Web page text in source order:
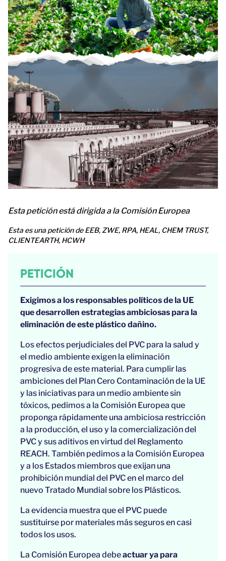
Esta petición está dirigida a la Comisión Europea
Esta es una petición de EEB, ZWE, RPA, HEAL, CHEM TRUST,
CLIENTEARTH, HCWH
PETICIÓN
Exigimos a los responsables políticos de la UE
que desarrollen estrategias ambiciosas para la
eliminación de este plástico dañino.
Los efectos perjudiciales del PVC para la salud y
el medio ambiente exigen la eliminación
progresiva de este material. Para cumplir las
ambiciones del Plan Cero Contaminación de la UE
y las iniciativas para un medio ambiente sin
tóxicos, pedimos a la Comisión Europea que
proponga rápidamente una ambiciosa restricción
a la producción, el uso y la comercialización del
PVC y sus aditivos en virtud del Reglamento
REACH. También pedimos a la Comisión Europea
y a los Estados miembros que exijan una
prohibición mundial del PVC en el marco del
nuevo Tratado Mundial sobre los Plásticos.
La evidencia muestra que el PVC puede
sustituirse por materiales más seguros en casi
todos los usos.
La Comisión Europea debeactuar ya para